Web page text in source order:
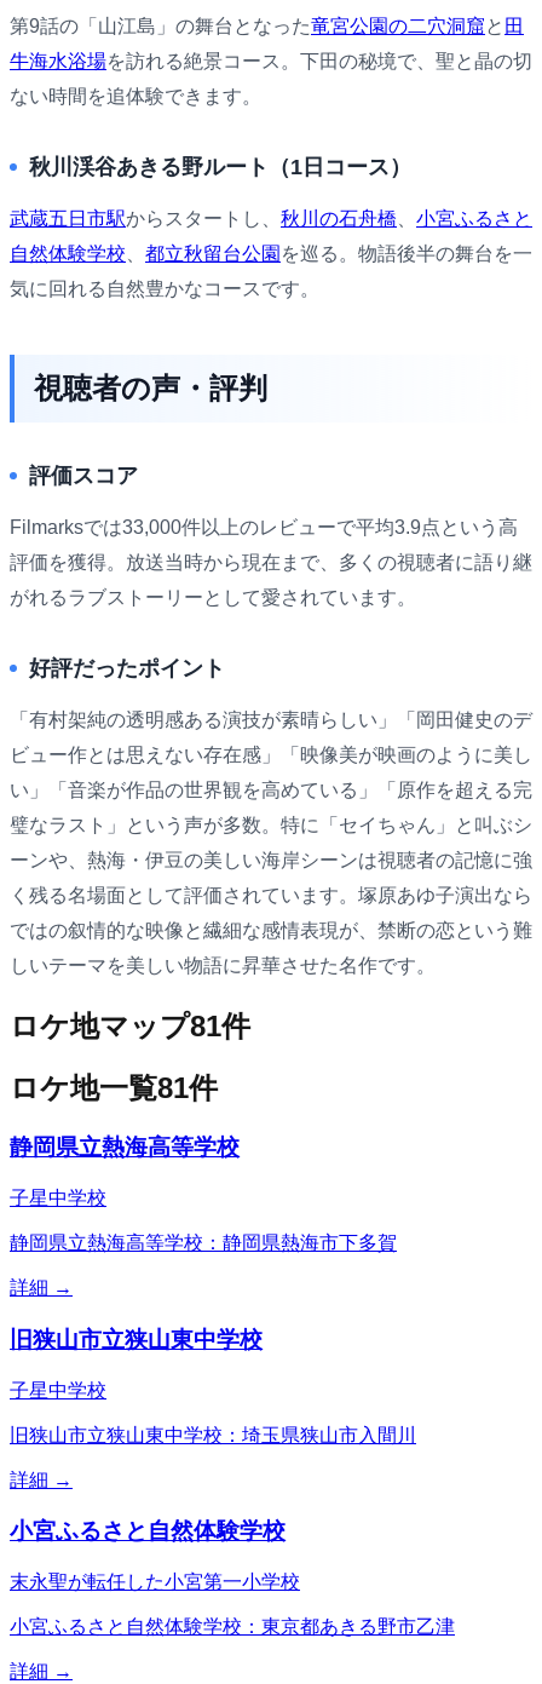
第9話の「山江島」の舞台となった竜宮公園の二穴洞窟と 田
牛海水浴場を訪れる絶景コース。下田の秘境で、聖と晶の切
ない時間を追体験できます。
秋川渓谷あきる野ルート（1日コース）
武蔵五日市駅からスタートし、 秋川の石舟橋
小宮ふるさと
自然体験学校
都立秋留台公園 を巡る。物語後半の舞台を一
気に回れる自然豊かなコースです。
視聴者の声・評判
評価スコア
Filmarksでは33,000件以上のレビューで平均3.9点という高
評価を獲得。放送当時から現在まで、多くの視聴者に語り継
がれるラブストーリーとして愛されています。
好評だったポイント
「有村架純の透明感ある演技が素晴らしい」「岡田健史のデ
ビュー作とは思えない存在感」「映像美が映画のように美し
い」「音楽が作品の世界観を高めている」「原作を超える完
璧なラスト」という声が多数。特に「セイちゃん」と叫ぶシ
ーンや、熱海・伊豆の美しい海岸シーンは視聴者の記憶に強
く残る名場面として評価されています。塚原あゆ子演出なら
ではの叙情的な映像と繊細な感情表現が、禁断の恋という難
しいテーマを美しい物語に昇華させた名作です。
ロケ地マップ81件
ロケ地一覧81件
静岡県立熱海高等学校
子星中学校
静岡県立熱海高等学校：静岡県熱海市下多賀
詳細 →
旧狭山市立狭山東中学校
子星中学校
旧狭山市立狭山東中学校：埼玉県狭山市入間川
詳細 →
小宮ふるさと自然体験学校
末永聖が転任した小宮第一小学校
小宮ふるさと自然体験学校：東京都あきる野市乙津
詳細 →